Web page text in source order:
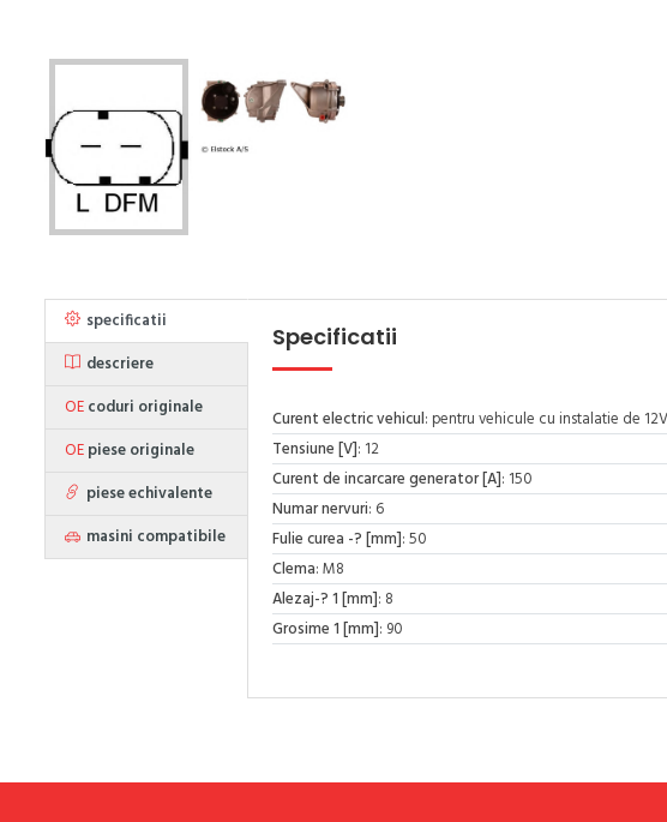
specificatii
descriere
OEcoduri originale
OEpiese originale
piese echivalente
masini compatibile
Specificatii
Curent electric vehicul: pentru vehicule cu instalatie de 12V
Tensiune [V]: 12
Curent de incarcare generator [A]: 150
Numar nervuri: 6
Fulie curea -? [mm]: 50
Clema: M8
Alezaj-? 1 [mm]: 8
Grosime 1 [mm]: 90